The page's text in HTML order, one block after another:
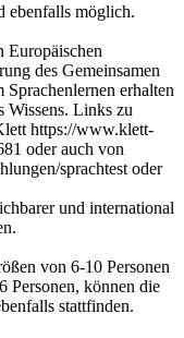
ebenfalls möglich.
Europäischen
des Gemeinsamen
erhalten
Wissens. Links zu
https://www.klett-
oder auch von
sprachtest oder
und international
von 6-10 Personen
Personen, können die
stattfinden.